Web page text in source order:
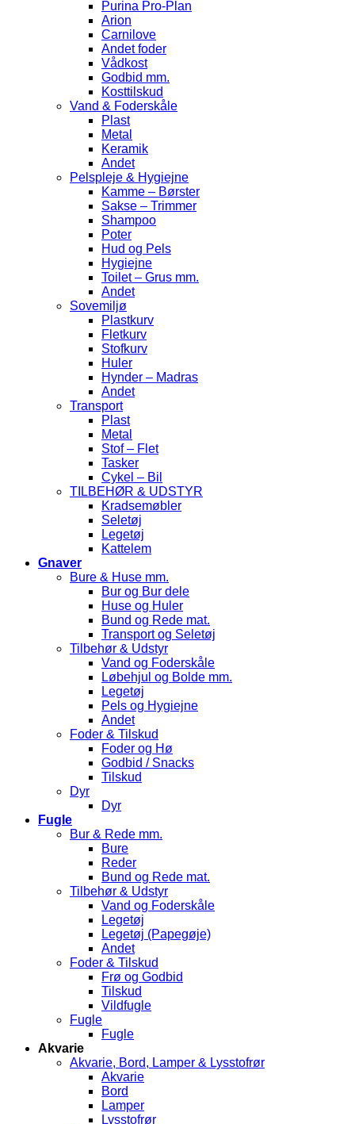
Purina Pro-Plan
Arion
Carnilove
Andet foder
Vådkost
Godbid mm.
Kosttilskud
Vand & Foderskåle
Plast
Metal
Keramik
Andet
Pelspleje & Hygiejne
Kamme – Børster
Sakse – Trimmer
Shampoo
Poter
Hud og Pels
Hygiejne
Toilet – Grus mm.
Andet
Sovemiljø
Plastkurv
Fletkurv
Stofkurv
Huler
Hynder – Madras
Andet
Transport
Plast
Metal
Stof – Flet
Tasker
Cykel – Bil
TILBEHØR & UDSTYR
Kradsemøbler
Seletøj
Legetøj
Kattelem
Gnaver
Bure & Huse mm.
Bur og Bur dele
Huse og Huler
Bund og Rede mat.
Transport og Seletøj
Tilbehør & Udstyr
Vand og Foderskåle
Løbehjul og Bolde mm.
Legetøj
Pels og Hygiejne
Andet
Foder & Tilskud
Foder og Hø
Godbid / Snacks
Tilskud
Dyr
Dyr
Fugle
Bur & Rede mm.
Bure
Reder
Bund og Rede mat.
Tilbehør & Udstyr
Vand og Foderskåle
Legetøj
Legetøj (Papegøje)
Andet
Foder & Tilskud
Frø og Godbid
Tilskud
Vildfugle
Fugle
Fugle
Akvarie
Akvarie, Bord, Lamper & Lysstofrør
Akvarie
Bord
Lamper
Lysstofrør